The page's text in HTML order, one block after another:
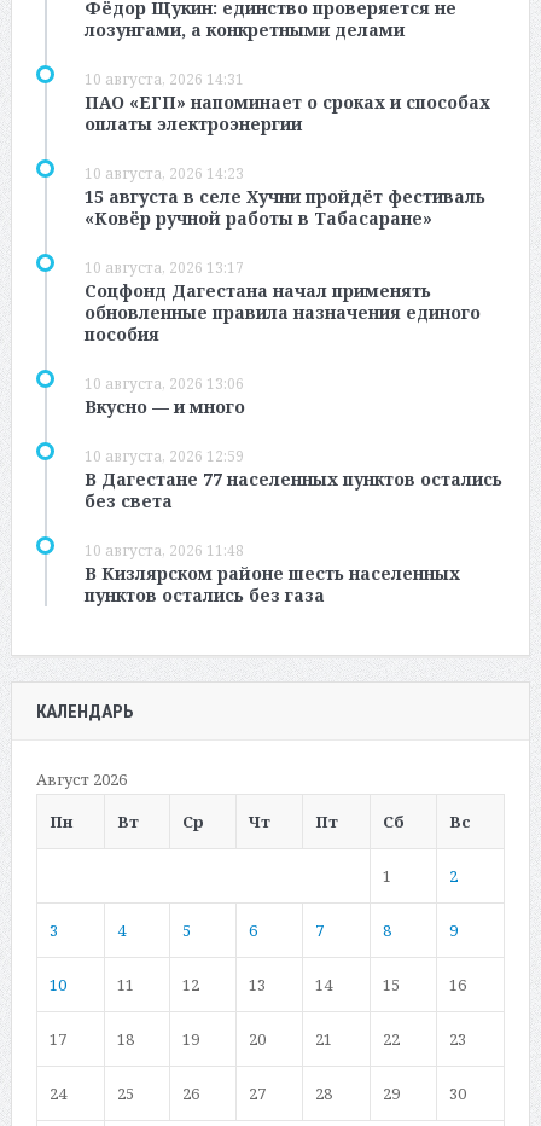
Фёдор Щукин: единство проверяется не
лозунгами, а конкретными делами
10 августа, 2026 14:31
ПАО «ЕГП» напоминает о сроках и способах
оплаты электроэнергии
10 августа, 2026 14:23
15 августа в селе Хучни пройдёт фестиваль
«Ковёр ручной работы в Табасаране»
10 августа, 2026 13:17
Соцфонд Дагестана начал применять
обновленные правила назначения единого
пособия
10 августа, 2026 13:06
Вкусно — и много
10 августа, 2026 12:59
В Дагестане 77 населенных пунктов остались
без света
10 августа, 2026 11:48
В Кизлярском районе шесть населенных
пунктов остались без газа
КАЛЕНДАРЬ
Август 2026
Пн
Вт Ср Чт Пт Сб Вс
1 2
3 4 5 6 7 8 9
10 11 12 13 14 15 16
17 18 19 20 21 22 23
24 25 26 27 28 29 30